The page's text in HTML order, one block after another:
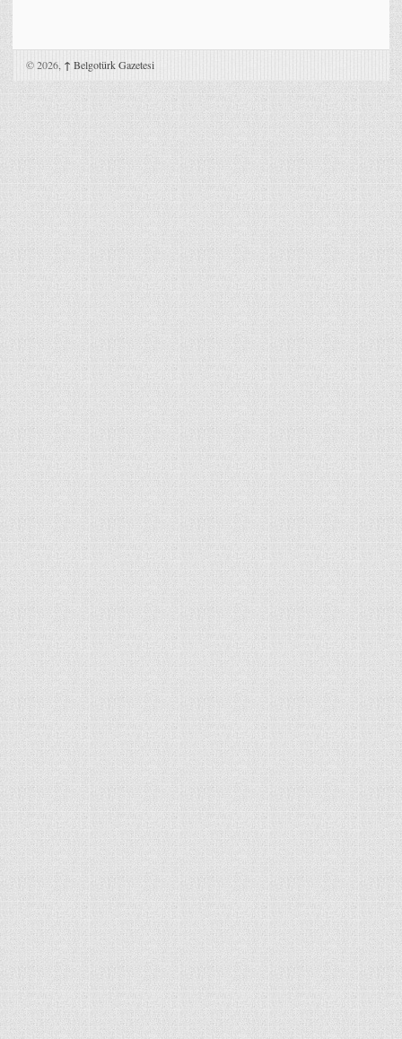
© 2026, ↑ Belgotürk Gazetesi